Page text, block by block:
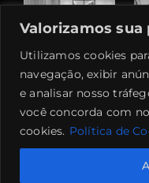
Valorizamos sua
Utilizamos cookies
navegação, exibir
e analisar nosso
você concorda com
cookies. Política de